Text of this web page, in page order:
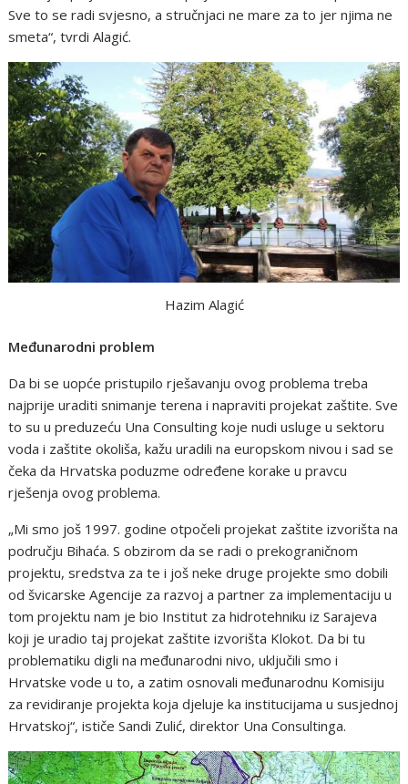
Sve to se radi svjesno, a stručnjaci ne mare za to jer njima ne
smeta“, tvrdi Alagić.
Hazim Alagić
Međunarodni problem
Da bi se uopće pristupilo rješavanju ovog problema treba
najprije uraditi snimanje terena i napraviti projekat zaštite. Sve
to su u preduzeću Una Consulting koje nudi usluge u sektoru
voda i zaštite okoliša, kažu uradili na europskom nivou i sad se
čeka da Hrvatska poduzme određene korake u pravcu
rješenja ovog problema.
„Mi smo još 1997. godine otpočeli projekat zaštite izvorišta na
području Bihaća. S obzirom da se radi o prekograničnom
projektu, sredstva za te i još neke druge projekte smo dobili
od švicarske Agencije za razvoj a partner za implementaciju u
tom projektu nam je bio Institut za hidrotehniku iz Sarajeva
koji je uradio taj projekat zaštite izvorišta Klokot. Da bi tu
problematiku digli na međunarodni nivo, uključili smo i
Hrvatske vode u to, a zatim osnovali međunarodnu Komisiju
za revidiranje projekta koja djeluje ka institucijama u susjednoj
Hrvatskoj“, ističe Sandi Zulić, direktor Una Consultinga.